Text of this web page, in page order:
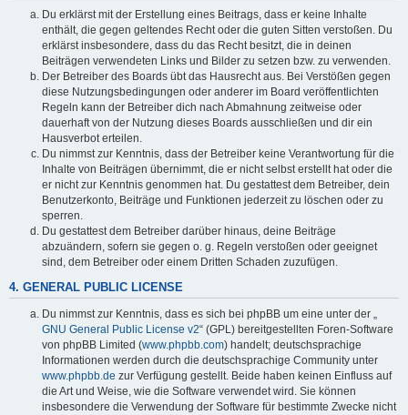
Du erklärst mit der Erstellung eines Beitrags, dass er keine Inhalte
enthält, die gegen geltendes Recht oder die guten Sitten verstoßen. Du
erklärst insbesondere, dass du das Recht besitzt, die in deinen
Beiträgen verwendeten Links und Bilder zu setzen bzw. zu verwenden.
Der Betreiber des Boards übt das Hausrecht aus. Bei Verstößen gegen
diese Nutzungsbedingungen oder anderer im Board veröffentlichten
Regeln kann der Betreiber dich nach Abmahnung zeitweise oder
dauerhaft von der Nutzung dieses Boards ausschließen und dir ein
Hausverbot erteilen.
Du nimmst zur Kenntnis, dass der Betreiber keine Verantwortung für die
Inhalte von Beiträgen übernimmt, die er nicht selbst erstellt hat oder die
er nicht zur Kenntnis genommen hat. Du gestattest dem Betreiber, dein
Benutzerkonto, Beiträge und Funktionen jederzeit zu löschen oder zu
sperren.
Du gestattest dem Betreiber darüber hinaus, deine Beiträge
abzuändern, sofern sie gegen o. g. Regeln verstoßen oder geeignet
sind, dem Betreiber oder einem Dritten Schaden zuzufügen.
4. GENERAL PUBLIC LICENSE
Du nimmst zur Kenntnis, dass es sich bei phpBB um eine unter der „
GNU General Public License v2“ (GPL) bereitgestellten Foren-Software
von phpBB Limited (www.phpbb.com) handelt; deutschsprachige
Informationen werden durch die deutschsprachige Community unter
www.phpbb.de zur Verfügung gestellt. Beide haben keinen Einfluss auf
die Art und Weise, wie die Software verwendet wird. Sie können
insbesondere die Verwendung der Software für bestimmte Zwecke nicht